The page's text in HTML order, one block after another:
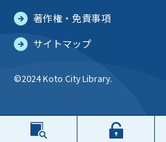
著作権・免責事項
サイトマップ
©2024 Koto City Library.